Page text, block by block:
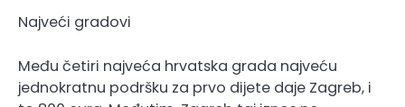
Najveći gradovi
Među četiri najveća hrvatska grada najveću
jednokratnu podršku za prvo dijete daje Zagreb, i